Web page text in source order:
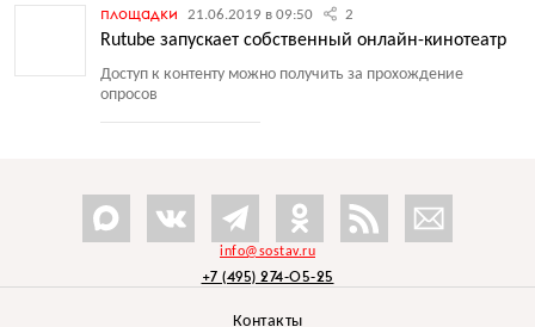
площадки 21.06.2019 в 09:50 2
Rutube запускает собственный онлайн-кинотеатр
Доступ к контенту можно получить за прохождение
опросов
info@sostav.ru
+7 (495) 274-05-25
Контакты